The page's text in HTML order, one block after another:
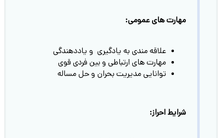
مهارت های عمومی:
علاقه مندی به یادگیری و یاددهندگی
مهارت های ارتباطی و بین فردی قوی
توانایی مدیریت بحران و حل مساله
شرایط احراز: